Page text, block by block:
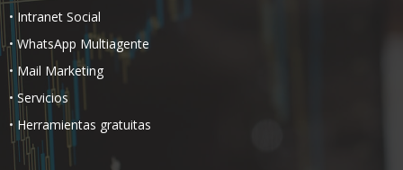
• Intranet Social
• WhatsApp Multiagente
• Mail Marketing
• Servicios
• Herramientas gratuitas